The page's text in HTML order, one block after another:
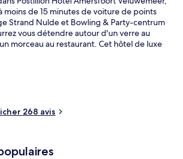
moins de 15 minutes de voiture de points
Strand Nulde et Bowling & Party-centrum
vous détendre autour d'un verre au
morceau au restaurant. Cet hôtel de luxe
ce qui concerne le personnel attentionné.
268 avis